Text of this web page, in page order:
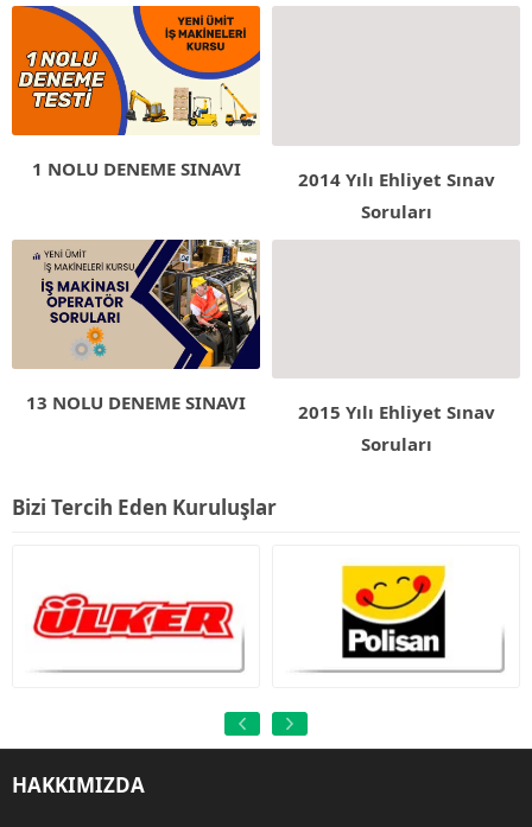
1 NOLU DENEME SINAVI
2014 Yılı Ehliyet Sınav
Soruları
13 NOLU DENEME SINAVI
2015 Yılı Ehliyet Sınav
Soruları
Bizi Tercih Eden Kuruluşlar
HAKKIMIZDA